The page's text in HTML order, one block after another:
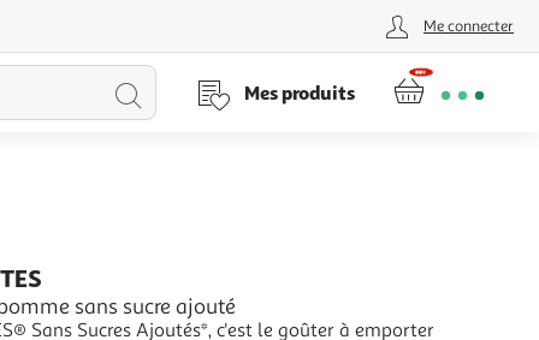
Me connecter
Lancer
Mes produits
sans sucre ajouté
Sans Sucres Ajoutés*, c'est le goûter à emporter